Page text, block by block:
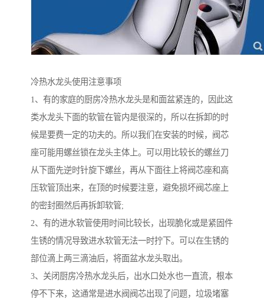
冷热水龙头使用注意事项
1、有的家庭的厨房冷热水龙头是和面盆紧连的，因此这
类水龙头下面的软管在管内是很深的，所以在拆卸的时
候是要费一定的功夫的。所以我们在安装的时候，阀芯
座可能用螺丝锁在龙头主体上。可以用比较长的螺丝刀
从下面先逆时针旋下螺丝，再从下面往上将阀芯座和高
压软管顶出来，在顶的时候要注意，避免损坏阀芯座上
的密封圈然后再拆卸软管;
2、有的进水软管使用时间比较长，出现脆化或是紧固件
生锈的情况导致进水软管无法一时拧下。可以在生锈的
部位滴上两三滴油后，将面盆水龙头取出。
3、关闭厨房冷热水龙头后，出水口处水也一直流，根本
停不下来，这通常是进水阀阀芯出现了问题，垃圾堵塞